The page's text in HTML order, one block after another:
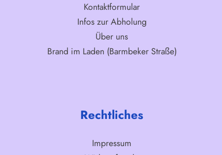
Kontaktformular
Infos zur Abholung
Über uns
Brand im Laden (Barmbeker Straße)
Rechtliches
Impressum